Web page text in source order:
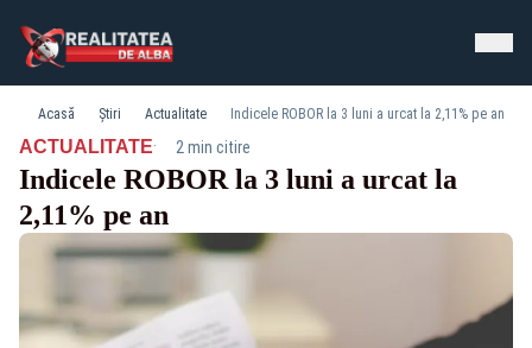
Acasă Știri Actualitate Indicele ROBOR la 3 luni a urcat la 2,11% pe an
ACTUALITATE· 2 min citire
Indicele ROBOR la 3 luni a urcat la
2,11% pe an